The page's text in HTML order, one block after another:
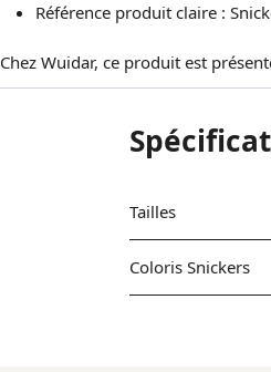
Référence produit claire :
Chez Wuidar, ce produit est
Tailles
Coloris Snickers